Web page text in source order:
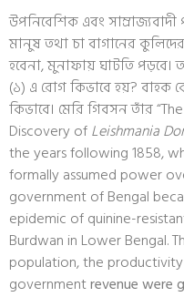
উপনিবেশিক এবং
মানুষ তথা চা বাগানের
হবেনা, মুনাফায় ঘাটতি পড়বে।
(১) এ রোগ কিভাবে হয়? বাহক
কিভাবে। মেরি গিবসন তাঁর
Discovery ofLeishmania
the years following 1858,
formally assumed power
government of Bengal
epidemic of quinine-
Burdwan in Lower Bengal.
population, the
governmentrevenue were